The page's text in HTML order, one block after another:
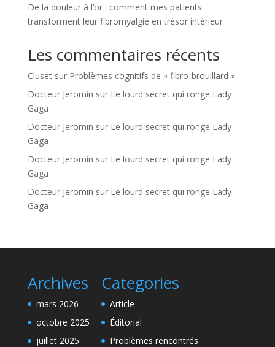
De la douleur à l’or : comment mes patients
transforment leur fibromyalgie en trésor intérieur
Les commentaires récents
Clusetsur Problèmes cognitifs de « fibro-brouillard »
Docteur Jeromin sur Le lourd secret qui ronge Lady
Gaga
Docteur Jeromin sur Le lourd secret qui ronge Lady
Gaga
Docteur Jeromin sur Le lourd secret qui ronge Lady
Gaga
Docteur Jeromin sur Le lourd secret qui ronge Lady
Gaga
Archives
mars 2026
octobre 2025
juillet 2025
Categories
Article
Éditorial
Problèmes rencontrés